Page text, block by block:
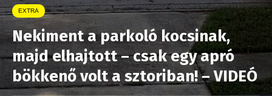
EXTRA
Nekiment a parkoló kocsinak,
majd elhajtott – csak egy apró
bökkenő volt a sztoriban! – VIDEÓ